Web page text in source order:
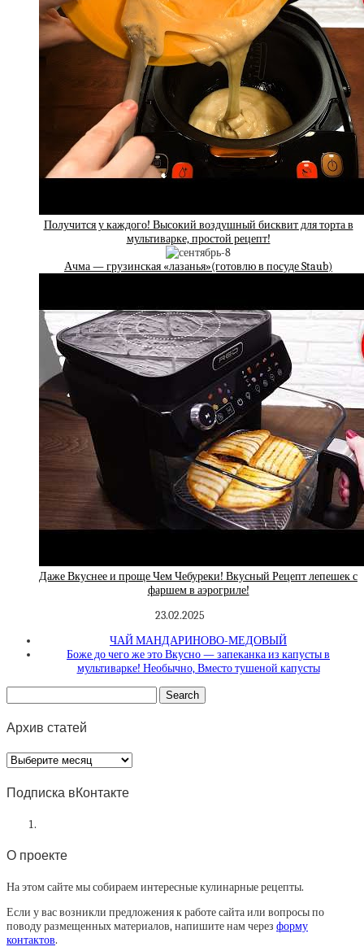
Получится у каждого! Высокий воздушный бисквит для торта в
мультиварке, простой рецепт!
Ачма — грузинская «лазанья»(готовлю в посуде Staub)
Даже Вкуснее и проще Чем Чебуреки! Вкусный Рецепт лепешек с
фаршем в аэрогриле!
23.02.2025
ЧАЙ МАНДАРИНОВО-МЕДОВЫЙ
Боже до чего же это Вкусно — запеканка из капусты в
мультиварке! Необычно, Вместо тушеной капусты
Архив статей
Архив
статей
Подписка вКонтакте
О проекте
На этом сайте мы собираем интересные кулинарные рецепты.
Если у вас возникли предложения к работе сайта или вопросы по
поводу размещенных материалов, напишите нам через форму
контактов.